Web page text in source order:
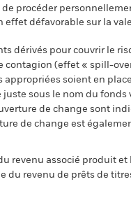
procéder
effet défavorable sur la
dérivés pour couvrir le
contagion (effet « spill-
appropriées soient en
sous le nom du fonds
de change sont
de change est
revenu associé produit
du revenu de prêts de